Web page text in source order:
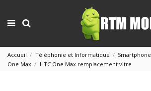
Accueil Téléphonie et Informatique Smartphone
One Max
HTC One Max remplacement vitre